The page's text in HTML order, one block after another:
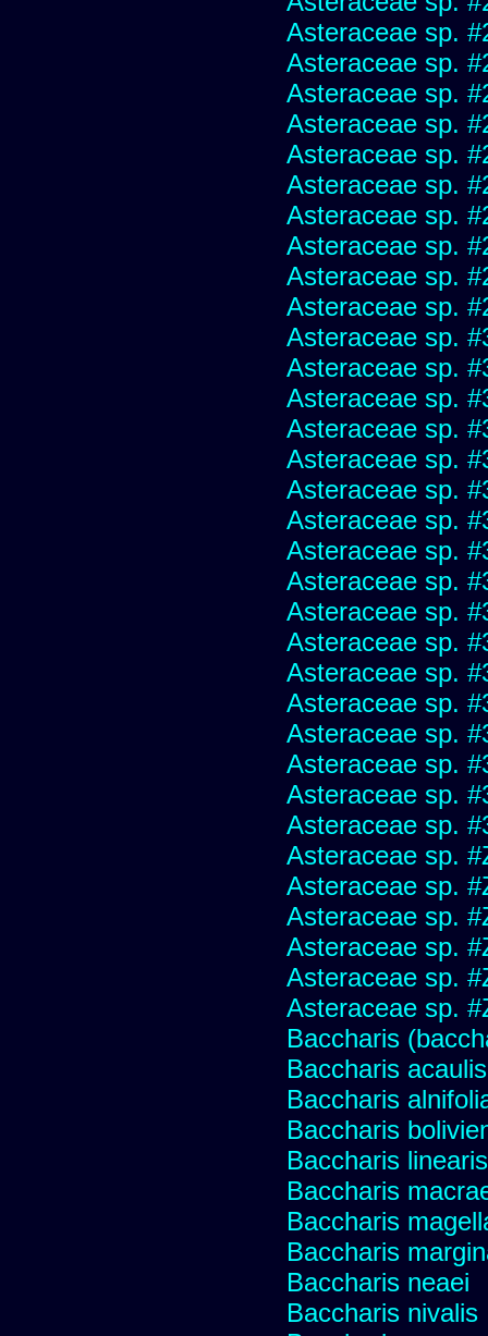
Asteraceae sp.
Asteraceae sp.
Asteraceae sp.
Asteraceae sp.
Asteraceae sp.
Asteraceae sp.
Asteraceae sp.
Asteraceae sp.
Asteraceae sp.
Asteraceae sp.
Asteraceae sp.
Asteraceae sp.
Asteraceae sp.
Asteraceae sp.
Asteraceae sp.
Asteraceae sp.
Asteraceae sp.
Asteraceae sp.
Asteraceae sp.
Asteraceae sp.
Asteraceae sp.
Asteraceae sp.
Asteraceae sp.
Asteraceae sp.
Asteraceae sp.
Asteraceae sp.
Asteraceae sp.
Asteraceae sp.
Asteraceae sp.
Asteraceae sp.
Asteraceae sp.
Asteraceae sp.
Asteraceae sp.
Baccharis
Baccharis acaulis
Baccharis
Baccharis
Baccharis
Baccharis
Baccharis
Baccharis
Baccharis neaei
Baccharis nivalis